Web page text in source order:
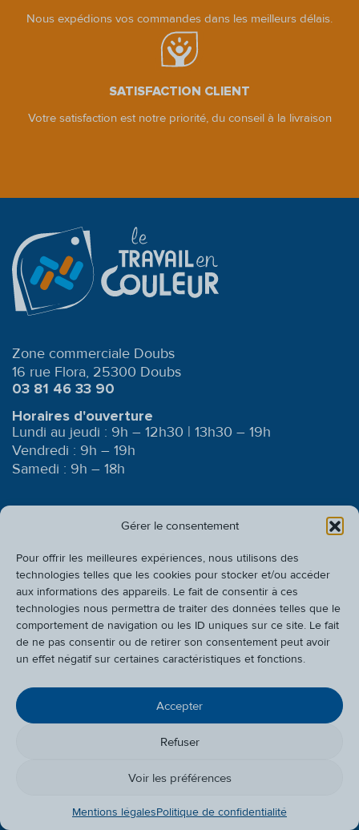
Gérer le consentement
Pour offrir les meilleures expériences, nous utilisons des
technologies telles que les cookies pour stocker et/ou accéder
aux informations des appareils. Le fait de consentir à ces
technologies nous permettra de traiter des données telles que le
comportement de navigation ou les ID uniques sur ce site. Le fait
de ne pas consentir ou de retirer son consentement peut avoir
un effet négatif sur certaines caractéristiques et fonctions.
Accepter
Refuser
Voir les préférences
Mentions légalesPolitique de confidentialité
Nous expédions vos commandes dans les meilleurs délais.
SATISFACTION CLIENT
Votre satisfaction est notre priorité, du conseil à la livraison
Zone commerciale Doubs
16 rue Flora, 25300 Doubs
03 81 46 33 90
Horaires d'ouverture
Lundi au jeudi : 9h – 12h30 | 13h30 – 19h
Vendredi : 9h – 19h
Samedi : 9h – 18h
Bâtiment, Travaux
publics, Agricole,
Espace Vert &
Industrie
Haute visibilité
Cuisine
Hôtellerie
Santé & Médical
Vêtements
Personnalisables
INFOS PRATIQUES